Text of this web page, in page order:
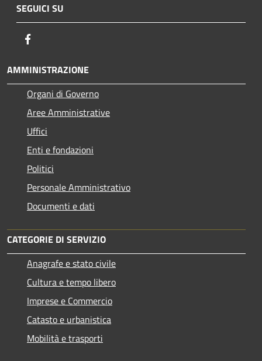
SEGUICI SU
AMMINISTRAZIONE
Organi di Governo
Aree Amministrative
Uffici
Enti e fondazioni
Politici
Personale Amministrativo
Documenti e dati
CATEGORIE DI SERVIZIO
Anagrafe e stato civile
Cultura e tempo libero
Imprese e Commercio
Catasto e urbanistica
Mobilità e trasporti